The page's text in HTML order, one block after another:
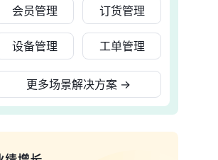
会员管理 订货管理
设备管理 工单管理
更多场景解决方案 →